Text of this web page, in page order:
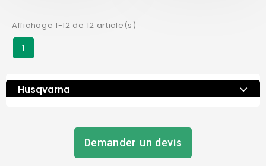
Affichage 1-12 de 12 article(s)
1
Husqvarna
Demander un devis